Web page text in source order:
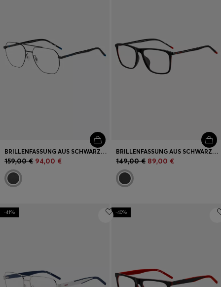
BRILLENFASSUNG AUS SCHWARZEM METALL MIT DOPPELSTEG
159,00 € 94,00 €
BRILLENFASSUNG AUS SCHWARZEM ACETAT MIT RÖHRENFÖRMIGEN BÜGELN
149,00 € 89,00 €
-41% -40%